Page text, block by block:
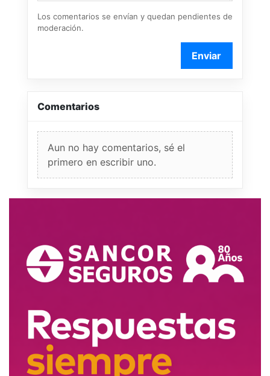
Los comentarios se envían y quedan pendientes de
moderación.
Enviar
Comentarios
Aun no hay comentarios, sé el
primero en escribir uno.